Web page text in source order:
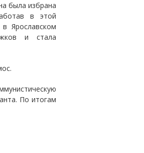
была избрана
в этой
Ярославском
и стала
По итогам